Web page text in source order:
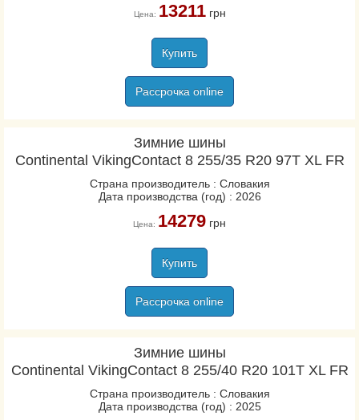
Цена: 13211грн
Купить
Рассрочка online
Зимние шины
Continental VikingContact 8 255/35 R20 97T XL FR
Страна производитель : Словакия
Дата производства (год) : 2026
Цена: 14279грн
Купить
Рассрочка online
Зимние шины
Continental VikingContact 8 255/40 R20 101T XL FR
Страна производитель : Словакия
Дата производства (год) : 2025